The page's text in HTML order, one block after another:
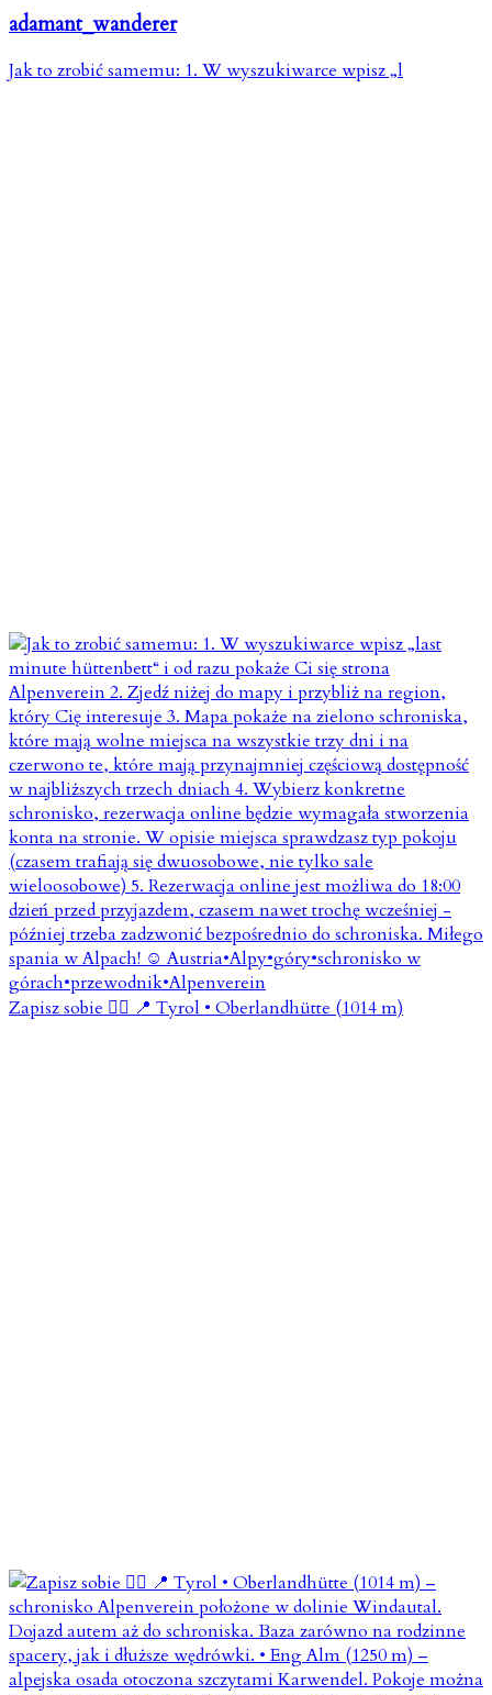
adamant_wanderer
Jak to zrobić samemu: 1. W wyszukiwarce wpisz „l
Zapisz sobie 👇🏼 📍 Tyrol • Oberlandhütte (1014 m)